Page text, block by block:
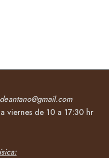
viernes de 10 a 17:30 hr